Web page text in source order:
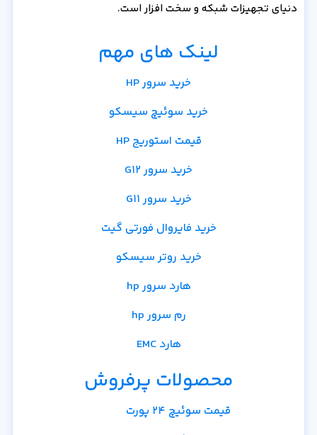
دنیای تجهیزات شبکه و سخت افزار است.
لینک های مهم
خرید سرور HP
خرید سوئیچ سیسکو
قیمت استوریج HP
خرید سرور G12
خرید سرور G11
خرید فایروال فورتی گیت
خرید روتر سیسکو
هارد سرور hp
رم سرور hp
هارد EMC
محصولات پرفروش
قیمت سوئیچ 24 پورت